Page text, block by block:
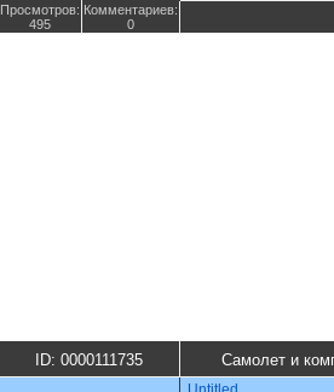
Просмотров:
495
Комментариев:
0
ID: 0000111735 Самолет и